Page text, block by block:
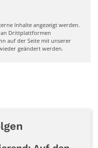
Inhalte angezeigt werden.
an Drittplattformen
auf der Seite mit unserer
geändert werden.